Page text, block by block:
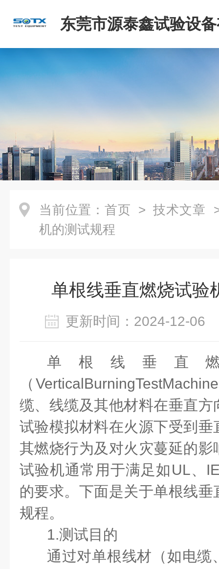
东莞市源泰鑫试验设
司
当前位置： 首页 > 技术文章
机的测试规程
单根线垂直燃烧试验
更新时间：2024-12-
单根线垂直
（
缆、线缆及其他材料在垂直
试验模拟材料在火源下受到
其燃烧行为及对火灾蔓延的
试验机通常用于满足如UL、
的要求。下面是关于单根线
规程。
1.测试目的
通过对单根线材（如电缆